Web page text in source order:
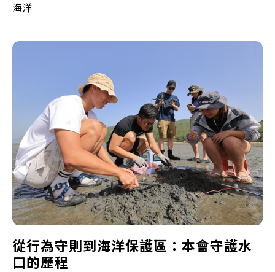
海洋
從行為守則到海洋保護區：本會守護水
口的歷程